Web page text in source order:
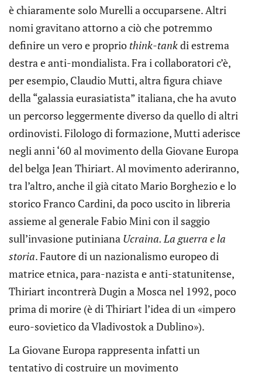
è chiaramente solo Murelli a occuparsene. Altri
nomi gravitano attorno a ciò che potremmo
definire un vero e proprio think-tankdi estrema
destra e anti-mondialista. Fra i collaboratori c’è,
per esempio, Claudio Mutti, altra figura chiave
della “galassia eurasiatista” italiana, che ha avuto
un percorso leggermente diverso da quello di altri
ordinovisti. Filologo di formazione, Mutti aderisce
negli anni ‘60 al movimento della Giovane Europa
del belga Jean Thiriart. Al movimento aderiranno,
tra l’altro, anche il già citato Mario Borghezio e lo
storico Franco Cardini, da poco uscito in libreria
assieme al generale Fabio Mini con il saggio
sull’invasione putiniana Ucraina. La guerra e la
storia. Fautore di un nazionalismo europeo di
matrice etnica, para-nazista e anti-statunitense,
Thiriart incontrerà Dugin a Mosca nel 1992, poco
prima di morire (è di Thiriart l’idea di un «impero
euro-sovietico da Vladivostok a Dublino»).
La Giovane Europa rappresenta infatti un
tentativo di costruire un movimento